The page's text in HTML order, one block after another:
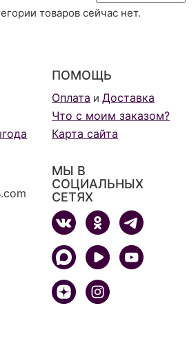
товаров сейчас нет.
ПОМОЩЬ
Оплата и Доставка
Что с моим заказом?
Карта сайта
МЫ В
СОЦИАЛЬНЫХ
СЕТЯХ